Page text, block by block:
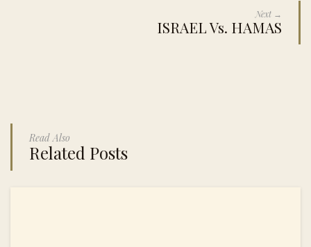
Next →
ISRAEL Vs. HAMAS
Read Also
Related Posts